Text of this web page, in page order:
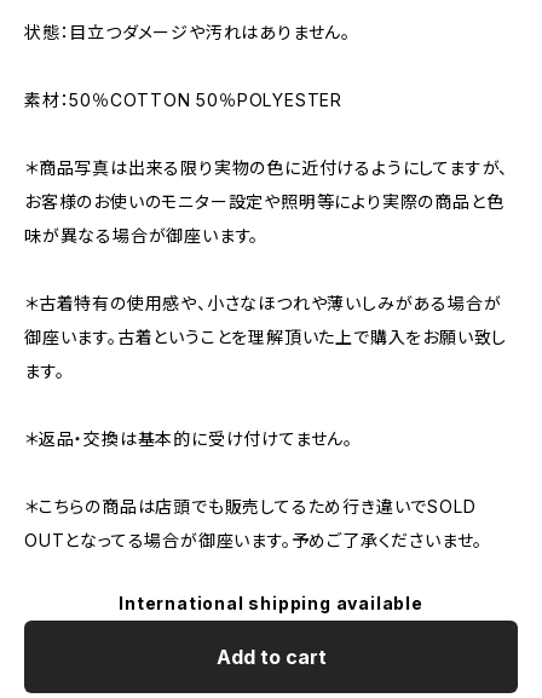
状態：目立つダメージや汚れはありません。
素材：50％COTTON 50％POLYESTER
＊商品写真は出来る限り実物の色に近付けるようにしてますが、
お客様のお使いのモニター設定や照明等により実際の商品と色
味が異なる場合が御座います。
＊古着特有の使用感や、小さなほつれや薄いしみがある場合が
御座います。古着ということを理解頂いた上で購入をお願い致し
ます。
＊返品・交換は基本的に受け付けてません。
＊こちらの商品は店頭でも販売してるため行き違いでSOLD
OUTとなってる場合が御座います。予めご了承くださいませ。
International shipping available
Add to cart